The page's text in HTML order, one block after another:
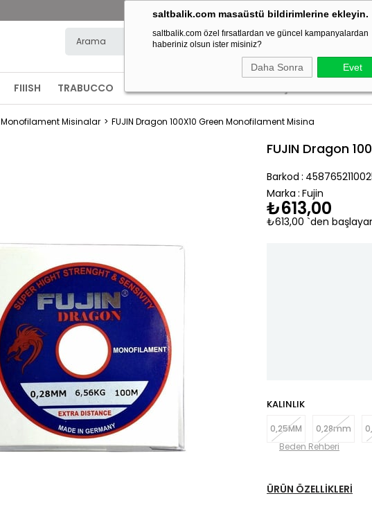
saltbalik.com masaüstü bildirimlerine ekleyin.
saltbalik.com özel fırsatlardan ve güncel kampanyalardan
haberiniz olsun ister misiniz?
Daha Sonra Evet
BAYİLİK BAŞVURUSU YAP! SATIŞ NOKTALARIMIZI
FIIISH TRABUCCO
Monofilament Misinalar FUJIN Dragon 100X10 Green Monofilament Misina
FUJIN Dragon
Barkod :
Marka : Fujin
₺613,00
₺613,00 `den
KALINLIK
0,25MM 0,28mm
Beden Rehberi
ÜRÜN ÖZELLIKLERI